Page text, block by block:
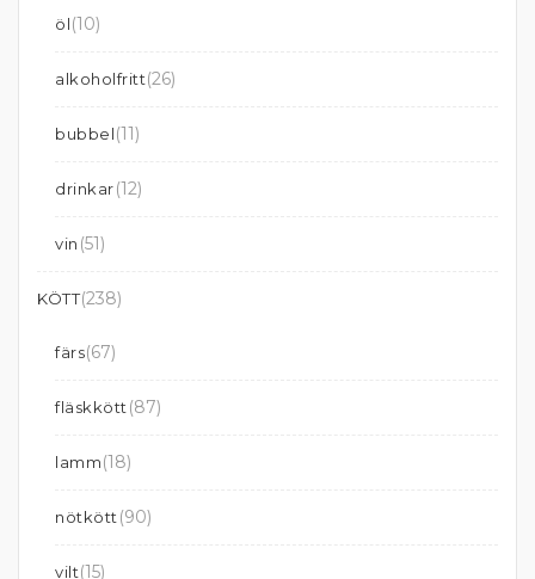
öl(10)
alkoholfritt(26)
bubbel(11)
drinkar(12)
vin (51)
KÖTT(238)
färs(67)
fläskkött (87)
lamm(18)
nötkött (90)
vilt(15)